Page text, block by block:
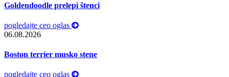
Goldendoodle prelepi štenci
pogledajte ceo oglas
06.08.2026
Boston terrier musko stene
pogledajte ceo oglas